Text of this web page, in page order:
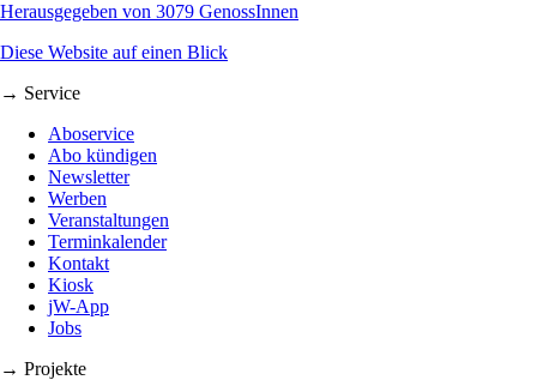
Herausgegeben von 3079 GenossInnen
Diese Website auf einen Blick
→ Service
Aboservice
Abo kündigen
Newsletter
Werben
Veranstaltungen
Terminkalender
Kontakt
Kiosk
jW-App
Jobs
→ Projekte